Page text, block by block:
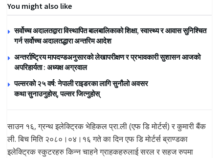
You might also like
सर्वोच्च अदालतद्वारा विस्थापित बालबालिकाको शिक्षा, स्वास्थ्य र आवास सुनिश्चित
गर्न सर्वोच्च अदालतद्धारा अन्तरिम आदेश
अन्तर्राष्ट्रिय मापदण्डअनुसारको लेखापरीक्षण र प्रभावकारी सुशासन आजको
अपरिहार्यता : अध्यक्ष अग्रवाल
पल्सरको २५ वर्ष: नेपाली राइडरका लागि सुनौलो अवसर
कथा सुनाउनुहोस्, पल्सर जित्नुहोस्
साउन १६, ग्रन्थ इलेक्ट्रिक भेहिकल प्रा.ली (एफ डि मोर्टर्स) र कुमारी बैंक
ली. बिच मिति २०८०।०४।१६ गते का दिन एफ डि मोर्टर्स ब्राण्डका
इलेक्ट्रिक स्कुटरहरु किन्न चाहने ग्राहकहरुलाई सरल र सहज रुपमा